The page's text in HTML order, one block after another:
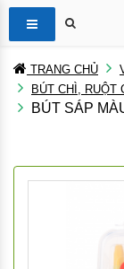
TRANG CHỦ
BÚT CHÌ, RUỘT
BÚT SÁP